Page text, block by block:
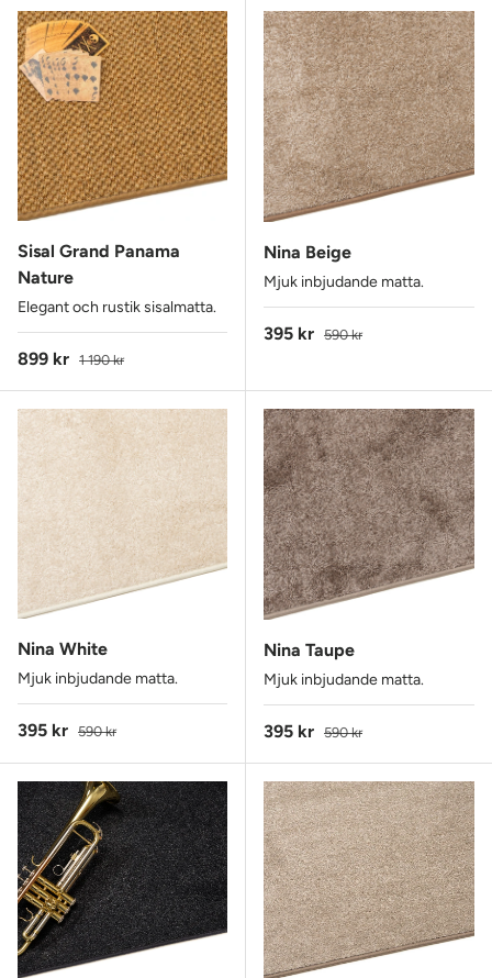
Sisal Grand Panama
Nature
Elegant och rustik sisalmatta.
Reapris
899 kr Ordinarie pris
1 190 kr
Nina Beige
Mjuk inbjudande matta.
Reapris
395 kr Ordinarie pris
590 kr
Nina White
Mjuk inbjudande matta.
Reapris
395 kr Ordinarie pris
590 kr
Nina Taupe
Mjuk inbjudande matta.
Reapris
395 kr Ordinarie pris
590 kr